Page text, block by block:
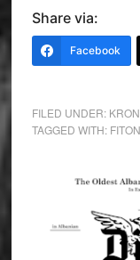
Share via:
Facebook
FILED UNDER:
TAGGED WITH: